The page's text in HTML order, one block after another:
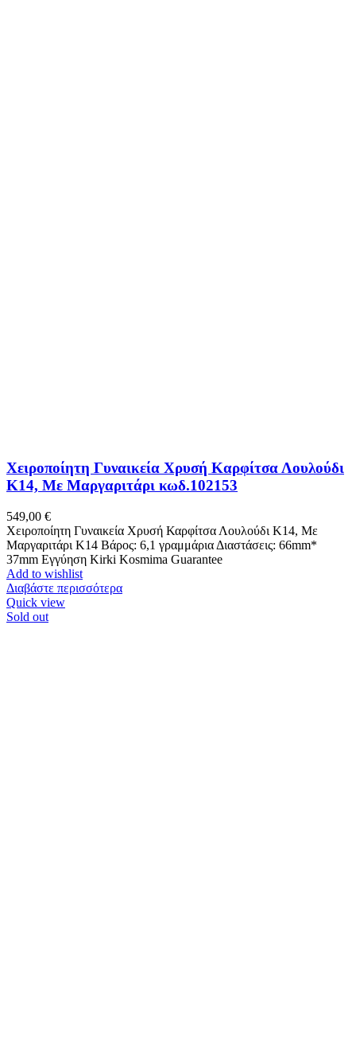
Χειροποίητη Γυναικεία Χρυσή Καρφίτσα Λουλούδι
Κ14, Με Μαργαριτάρι κωδ.102153
549,00 €
Χειροποίητη Γυναικεία Χρυσή Καρφίτσα Λουλούδι Κ14, Με
Μαργαριτάρι Κ14 Βάρος: 6,1 γραμμάρια Διαστάσεις: 66mm*
37mm Εγγύηση Kirki Kosmima Guarantee
Add to wishlist
Διαβάστε περισσότερα
Quick view
Sold out